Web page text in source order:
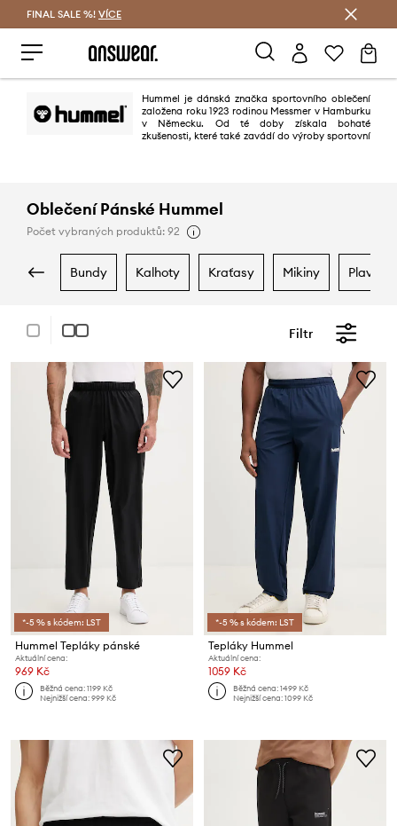
FINAL SALE %! VÍCE
Hummel je dánská značka sportovního oblečení
založena roku 1923 rodinou Messmer v Hamburku
v Německu. Od té doby získala bohaté
zkušenosti, které také zavádí do výroby sportovní
Oblečení Pánské Hummel
Počet vybraných produktů: 92
bundy kalhoty kraťasy mikiny plavky
Filtr
*-5 % s kódem: LST
Hummel Tepláky pánské
Aktuální cena:
969 Kč
Běžná cena:1199 Kč
Nejnižší cena:999 Kč
*-5 % s kódem: LST
Tepláky Hummel
Aktuální cena:
1059 Kč
Běžná cena:1499 Kč
Nejnižší cena:1099 Kč